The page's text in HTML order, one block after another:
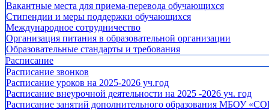
Вакантные места для приема-перевода обучающихся
Стипендии и меры поддержки обучающихся
Международное сотрудничество
Организация питания в образовательной организации
Образовательные стандарты и требования
Расписание
Расписание звонков
Расписание уроков на 2025-2026 уч.год
Расписание внеурочной деятельности на 2025 -2026 уч. год
Расписание занятий дополнительного образования МБОУ